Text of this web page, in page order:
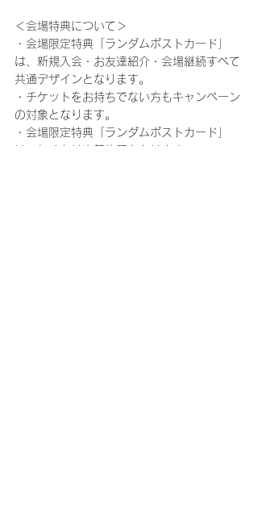
＜会場特典について＞
・会場限定特典「ランダムポストカード」
は、新規入会・お友達紹介・会場継続すべて
共通デザインとなります。
・チケットをお持ちでない方もキャンペーン
の対象となります。
・会場限定特典「ランダムポストカード」